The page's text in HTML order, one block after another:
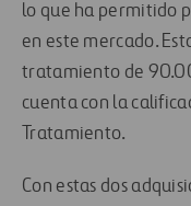
lo que ha permitido
en este mercado.
tratamiento de
cuenta con la
Tratamiento.
Con estas dos